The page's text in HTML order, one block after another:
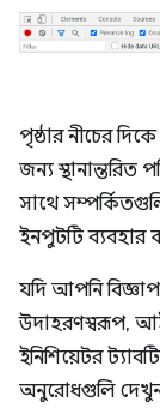
পৃষ্ঠার নীচের
জন্য স্থানান্তরিত
সাথে
ইনপুটটি ব্যবহার
যদি আপনি
উদাহরণস্বরূপ,
ইনিশিয়েটর
অনুরোধগুলি